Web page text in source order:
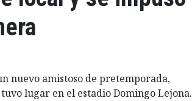
nuevo amistoso de pretemporada,
lugar en el estadio Domingo Lejona.